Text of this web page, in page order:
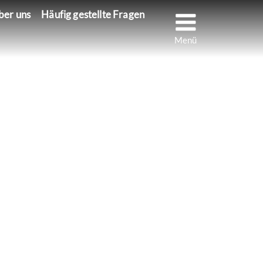
uns Häufig gestellte Fragen Menu